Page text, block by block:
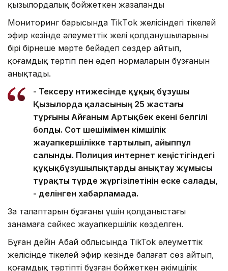
қызылордалық бойжеткен жазаланды
Мониторинг барысында TikТok желісіндегі тікелей
эфир кезінде әлеуметтік желі қолданушыларының
бірі бірнеше мәрте бейәдеп сөздер айтып,
қоғамдық тәртіп пен әдеп нормаларын бұзғанын
анықтады.
- Тексеру нәтижесінде құқық бұзушы
Қызылорда қаласының 25 жастағы
тұрғыны Айғаным Артықбек екені белгілі
болды. Сот шешімімен әкімшілік
жауапкершілікке тартылып, айыппұл
салынды. Полиция интернет кеңістігіндегі
құқықбұзушылықтарды анықтау жұмысы
тұрақты түрде жүргізілетінін еске салады,
- делінген хабарламада.
Заң талаптарын бұзғаны үшін қолданыстағы
заңнамаға сәйкес жауапкершілік көзделген.
Бұған дейін Абай облысында TikTok әлеуметтік
желісінде тікелей эфир кезінде балағат сөз айтып,
қоғамдық тәртіпті бұзған бойжеткен әкімшілік